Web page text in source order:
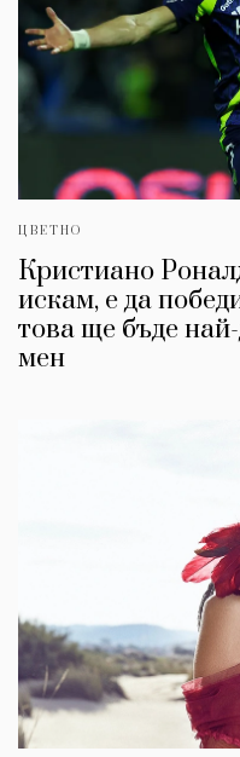
ЦВЕТНО
Кристиано
искам, е да
това ще бъде
мен